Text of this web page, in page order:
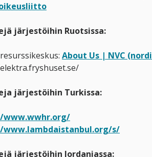
järjestöihin Ruotsissa:
About Us | NVC
järjestöihin Turkissa:
s/
järjestöihin Jordaniassa: